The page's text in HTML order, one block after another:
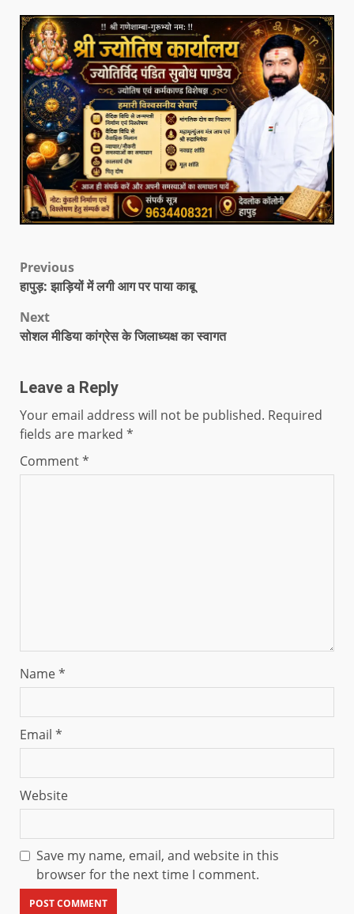
Previous
हापुड़: झाड़ियों में लगी आग पर पाया काबू
Next
सोशल मीडिया कांग्रेस के जिलाध्यक्ष का स्वागत
Leave a Reply
Your email address will not be published. Required
fields are marked *
Comment*
Name*
Email *
Website
Save my name, email, and website in this
browser for the next time I comment.